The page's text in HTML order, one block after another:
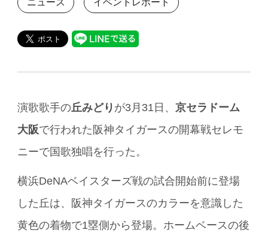
ニュース イベントレポート
演歌歌手の丘みどり が3月31日、京セラドーム
大阪で行われた阪神タイガースの開幕戦セレモ
ニーで国歌独唱を行った。
横浜DeNAベイスターズ戦の試合開始前に登場
した丘は、阪神タイガースのカラーを意識した
黄色の着物で1塁側から登場。ホームベースの後